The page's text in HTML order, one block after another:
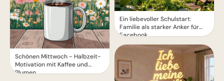
Schönen Mittwoch - Halbzeit-
Motivation mit Kaffee und
Blumen
Ein liebevoller Schulstart:
Familie als starker Anker für
Facebook